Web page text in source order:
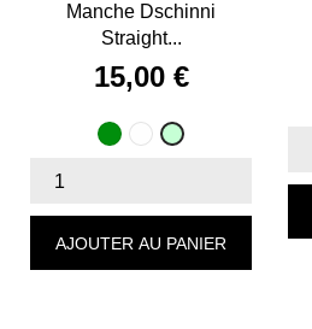
Manche Dschinni
Straight...
15,00 €
VertTransparent
Vert
AJOUTER AU PANIER